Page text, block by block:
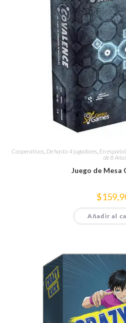
Cooperativos, De hasta 4 jugadores, En español
de 8 Años
Juego de Mesa
$
Añadir al